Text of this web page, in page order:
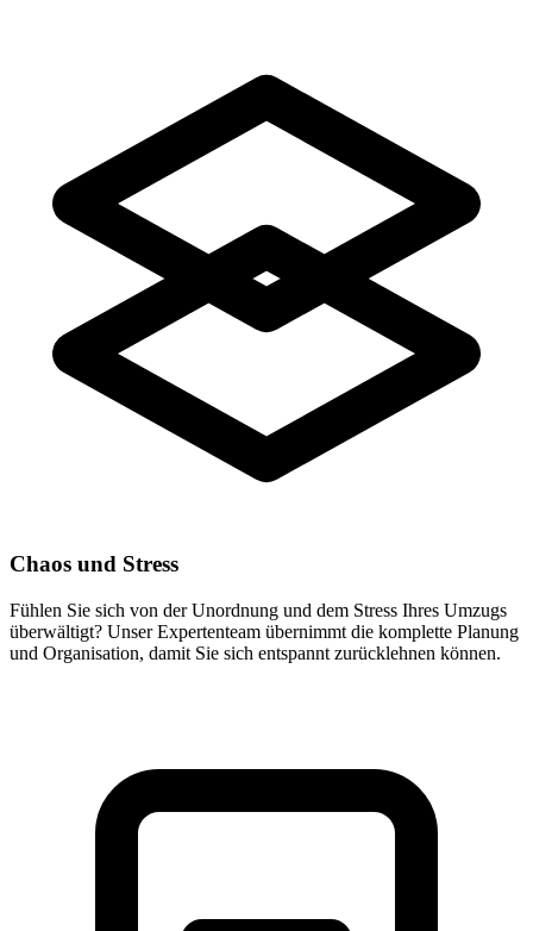
Chaos und Stress
Fühlen Sie sich von der Unordnung und dem Stress Ihres Umzugs
überwältigt? Unser Expertenteam übernimmt die komplette Planung
und Organisation, damit Sie sich entspannt zurücklehnen können.